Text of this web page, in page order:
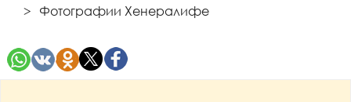
Фотографии Хенералифе